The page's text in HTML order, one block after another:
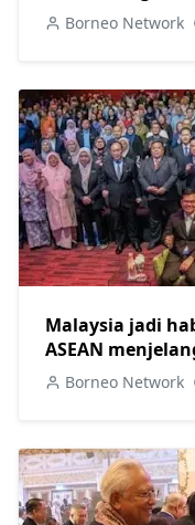
Borneo Network
Malaysia jadi
ASEAN
Borneo Network